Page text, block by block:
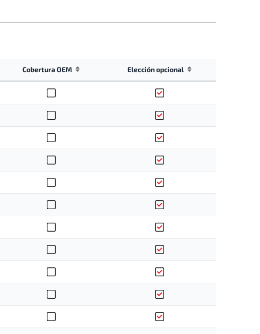
Cobertura OEM Elección opcional